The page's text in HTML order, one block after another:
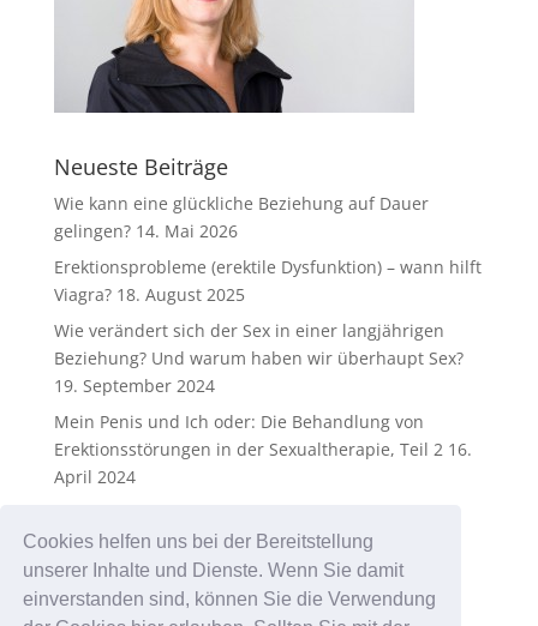
Cookies helfen uns bei der Bereitstellung
unserer Inhalte und Dienste. Wenn Sie damit
einverstanden sind, können Sie die Verwendung
Neueste Beiträge
Wie kann eine glückliche Beziehung auf Dauer
gelingen? 14. Mai 2026
Erektionsprobleme (erektile Dysfunktion) – wann hilft
Viagra? 18. August 2025
Wie verändert sich der Sex in einer langjährigen
Beziehung? Und warum haben wir überhaupt Sex?
19. September 2024
Mein Penis und Ich oder: Die Behandlung von
Erektionsstörungen in der Sexualtherapie, Teil 2 16.
April 2024
Erektionsstörungen in der Sexualtherapie
Dezember 2023